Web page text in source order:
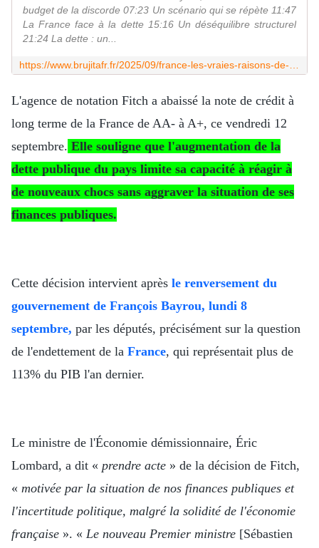
budget de la discorde 07:23 Un scénario qui se répète 11:47
La France face à la dette 15:16 Un déséquilibre structurel
21:24 La dette : un...
L'agence de notation Fitch a abaissé la note de crédit à
long terme de la France de AA- à A+, ce vendredi 12
septembre. Elle souligne que l'augmentation de la
dette publique du pays limite sa capacité à réagir à
de nouveaux chocs sans aggraver la situation de ses
finances publiques.
Cette décision intervient après le renversement du
gouvernement de François Bayrou, lundi 8
septembre, par les députés, précisément sur la question
de l'endettement de la France, qui représentait plus de
113% du PIB l'an dernier.
Le ministre de l'Économie démissionnaire, Éric
Lombard, a dit « prendre acte » de la décision de Fitch,
« motivée par la situation de nos finances publiques et
l'incertitude politique, malgré la solidité de l'économie
française ». « Le nouveau Premier ministre [Sébastien